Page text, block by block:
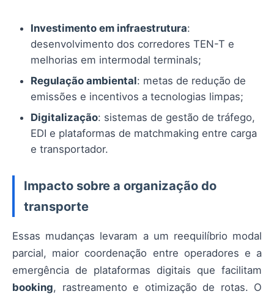
Investimento em infraestrutura:
desenvolvimento dos corredores TEN-T e
melhorias em intermodal terminals;
Regulação ambiental: metas de redução de
emissões e incentivos a tecnologias limpas;
Digitalização: sistemas de gestão de tráfego,
EDI e plataformas de matchmaking entre carga
e transportador.
Impacto sobre a organização do
transporte
Essas mudanças levaram a um reequilíbrio modal
parcial, maior coordenação entre operadores e a
emergência de plataformas digitais que facilitam
booking, rastreamento e otimização de rotas. O